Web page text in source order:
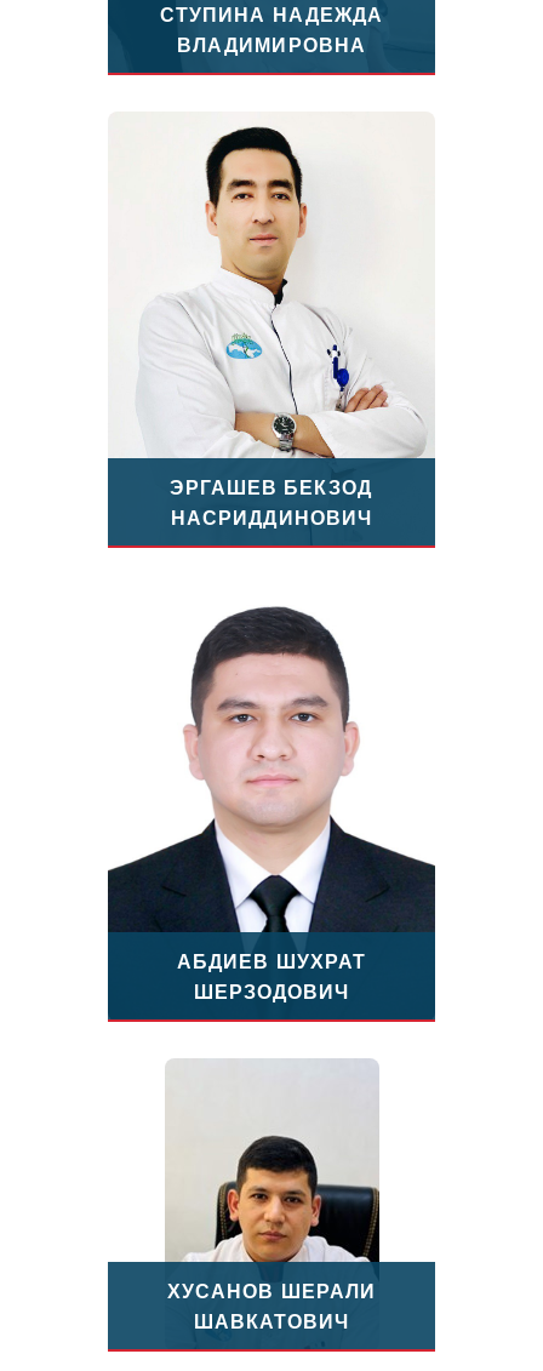
СТУПИНА НАДЕЖДА
ВЛАДИМИРОВНА
ЭРГАШЕВ БЕКЗОД
НАСРИДДИНОВИЧ
АБДИЕВ ШУХРАТ
ШЕРЗОДОВИЧ
ХУСАНОВ ШЕРАЛИ
ШАВКАТОВИЧ